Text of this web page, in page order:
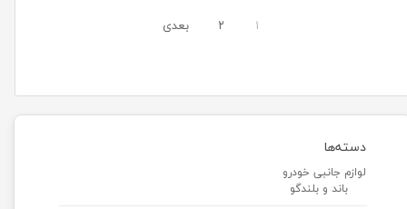
دسته‌ها
لوازم جانبی خودرو
باند و بلندگو
۱ ۲ بعدی